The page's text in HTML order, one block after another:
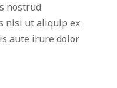
nostrud
nisi ut aliquip ex
aute irure dolor